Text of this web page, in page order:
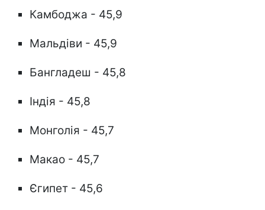
Камбоджа - 45,9
Мальдіви - 45,9
Бангладеш - 45,8
Індія - 45,8
Монголія - 45,7
Макао - 45,7
Єгипет - 45,6